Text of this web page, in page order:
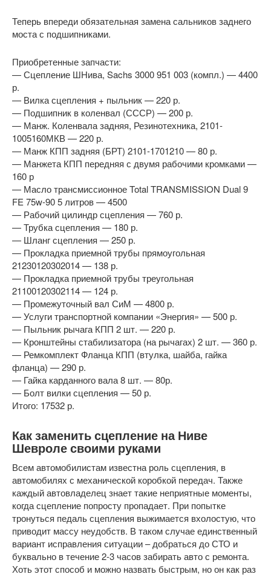
Теперь впереди обязательная замена сальников заднего
моста с подшипниками.
Приобретенные запчасти:
— Сцепление ШНива, Sachs 3000 951 003 (компл.) — 4400
р.
— Вилка сцепления + пыльник — 220 р.
— Подшипник в коленвал (СССР) — 200 р.
— Манж. Коленвала задняя, Резинотехника, 2101-
1005160МКВ — 220 р.
— Манж КПП задняя (БРТ) 2101-1701210 — 80 р.
— Манжета КПП передняя с двумя рабочими кромками —
160 р
— Масло трансмиссионное Total TRANSMISSION Dual 9
FE 75w-90 5 литров — 4500
— Рабочий цилиндр сцепления — 760 р.
— Трубка сцепления — 180 р.
— Шланг сцепления — 250 р.
— Прокладка приемной трубы прямоугольная
21230120302014 — 138 р.
— Прокладка приемной трубы треугольная
21100120302114 — 124 р.
— Промежуточный вал СиМ — 4800 р.
— Услуги транспортной компании «Энергия» — 500 р.
— Пыльник рычага КПП 2 шт. — 220 р.
— Кронштейны стабилизатора (на рычагах) 2 шт. — 360 р.
— Ремкомплект Фланца КПП (втулка, шайба, гайка
фланца) — 290 р.
— Гайка карданного вала 8 шт. — 80р.
— Болт вилки сцепления — 50 р.
Итого: 17532 р.
Как заменить сцепление на Ниве
Шевроле своими руками
Всем автомобилистам известна роль сцепления, в
автомобилях с механической коробкой передач. Также
каждый автовладелец знает такие неприятные моменты,
когда сцепление попросту пропадает. При попытке
тронуться педаль сцепления выжимается вхолостую, что
приводит массу неудобств. В таком случае единственный
вариант исправления ситуации – добраться до СТО и
буквально в течение 2-3 часов забирать авто с ремонта.
Хоть этот способ и можно назвать быстрым, но он как раз